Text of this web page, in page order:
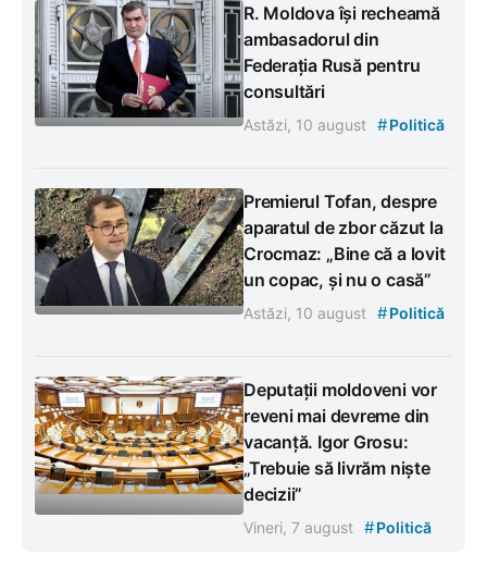
R. Moldova își recheamă
ambasadorul din
Federația Rusă pentru
consultări
Astăzi, 10 august #Politică
Premierul Tofan, despre
aparatul de zbor căzut la
Crocmaz: „Bine că a lovit
un copac, și nu o casă”
Astăzi, 10 august #Politică
Deputații moldoveni vor
reveni mai devreme din
vacanță. Igor Grosu:
„Trebuie să livrăm niște
decizii”
Vineri, 7 august #Politică